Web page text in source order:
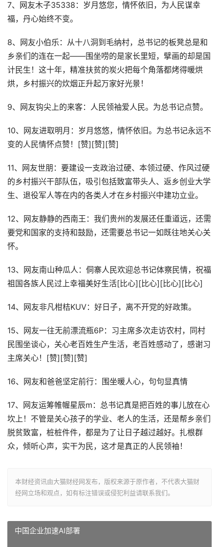
7、网友木子35338：岁月悠您，情怀依旧，为人民谋幸
福，丹心始终不变。
8、网友小伯乐：从十八洞到毛纳村，总书记的板凳总是和
乡亲们的连在一起——围坐唠的是家长里短，擘画的却是国
计民生！这十年，精准扶贫的炭火把每个角落都烤得暖烘
烘，乡村振兴的炊烟正升起万家好光景！
9、网友钩尖上的来客：人民领袖爱人民。为总书记点赞。
10、网友进取明月：岁月悠悠，情怀依旧。为总书记永远不
变的人民情怀点赞！[赞][赞][赞]
11、网友世朋：要建设一支政治过硬、本领过硬、作风过硬
的乡村振兴干部队伍，吸引包括致富带头人、返乡创业大学
生、退役军人等在内的各类人才在乡村振兴中建功立业。
12、网友静静的西南王：我们贵州的发展还任重道远，还需
要党和国家的支持和鼓励，还需要总书记一如既往地关心关
怀。
13、网友南山种瓜人：侗寨人民欢迎总书记体察民情，祝福
祖国各族人民过上幸福美好生活[比心][比心][比心][比心]
14、网友非凡柑桔KUV：好日子，离不开党的好政策。
15、网友一往无前漂流瓶6P：习主席多次走访农村，同村
民围坐谈心，关心老百姓生产生活，老百姓感动了，感谢习
主席关心！[赞][赞][赞]
16、网友和爸爸坚定前行：围坐暖人心，句句显真情
17、网友运筹帷幄星辰m：总书记真是把百姓的事儿放在心
坎上！不管是关心孩子的学业、老人的生活，还是帮乡亲们
脱贫致富，桩桩件件，都是为了让日子越过越好。扎根群
众，倾听心声，实干为民，这才是真正的人民领袖！
本财经资讯由大猫财经网发布，版权来源于原作者，不代表大猫财
经网立场和观点，如有标注错误或侵犯利益请联系我们。
中国企业加速AI部署